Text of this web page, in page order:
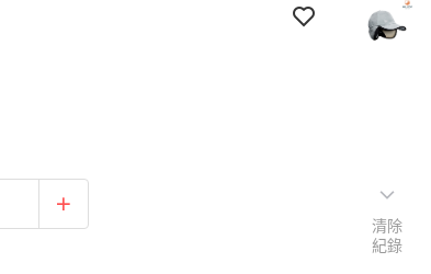
清除
紀錄